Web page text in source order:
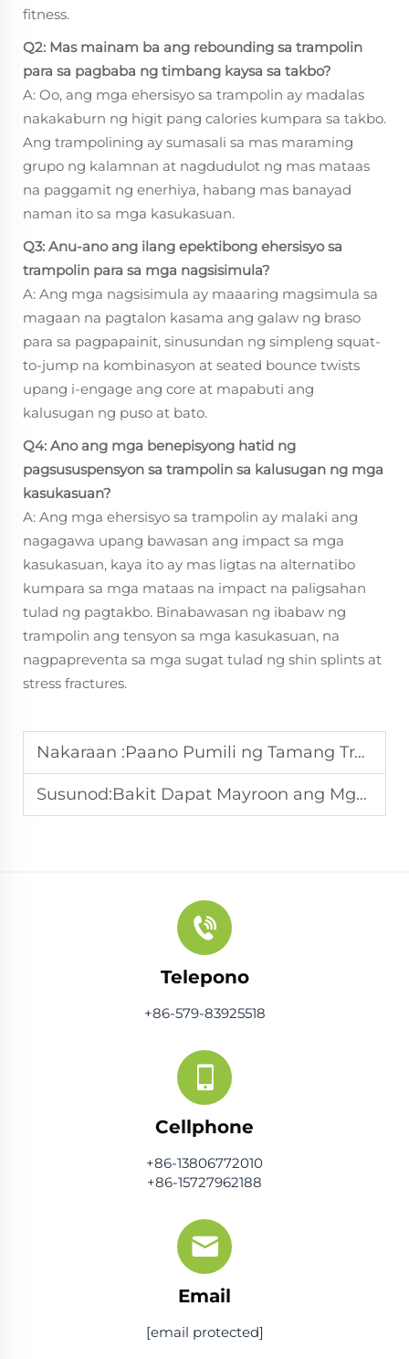
fitness.
Q2: Mas mainam ba ang rebounding sa trampolin
para sa pagbaba ng timbang kaysa sa takbo?
A: Oo, ang mga ehersisyo sa trampolin ay madalas
nakakaburn ng higit pang calories kumpara sa takbo.
Ang trampolining ay sumasali sa mas maraming
grupo ng kalamnan at nagdudulot ng mas mataas
na paggamit ng enerhiya, habang mas banayad
naman ito sa mga kasukasuan.
Q3: Anu-ano ang ilang epektibong ehersisyo sa
trampolin para sa mga nagsisimula?
A: Ang mga nagsisimula ay maaaring magsimula sa
magaan na pagtalon kasama ang galaw ng braso
para sa pagpapainit, sinusundan ng simpleng squat-
to-jump na kombinasyon at seated bounce twists
upang i-engage ang core at mapabuti ang
kalusugan ng puso at bato.
Q4: Ano ang mga benepisyong hatid ng
pagsususpensyon sa trampolin sa kalusugan ng mga
kasukasuan?
A: Ang mga ehersisyo sa trampolin ay malaki ang
nagagawa upang bawasan ang impact sa mga
kasukasuan, kaya ito ay mas ligtas na alternatibo
kumpara sa mga mataas na impact na paligsahan
tulad ng pagtakbo. Binabawasan ng ibabaw ng
trampolin ang tensyon sa mga kasukasuan, na
nagpapreventa sa mga sugat tulad ng shin splints at
stress fractures.
Nakaraan :Paano Pumili ng Tamang Trampolin Para sa Iyong Mga Layunin sa Fitness
Susunod:Bakit Dapat Mayroon ang Mga Gym sa Pilates Reformers?
Telepono
+86-579-83925518
Cellphone
+86-13806772010
+86-15727962188
Email
[email protected]